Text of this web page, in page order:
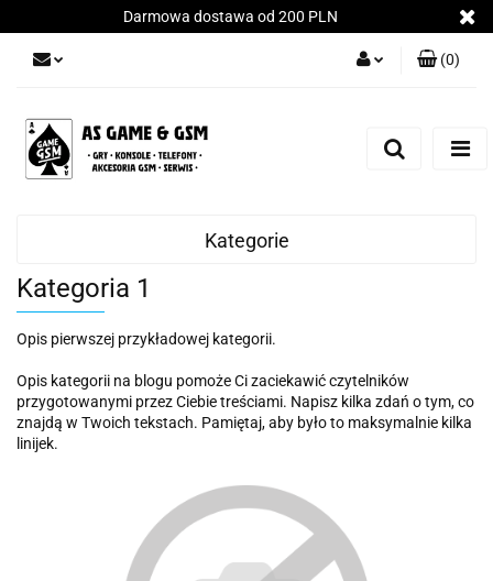
Darmowa dostawa od 200 PLN
(0)
Kategorie
Kategoria 1
Opis pierwszej przykładowej kategorii.
Opis kategorii na blogu pomoże Ci zaciekawić czytelników
przygotowanymi przez Ciebie treściami. Napisz kilka zdań o tym, co
znajdą w Twoich tekstach. Pamiętaj, aby było to maksymalnie kilka
linijek.